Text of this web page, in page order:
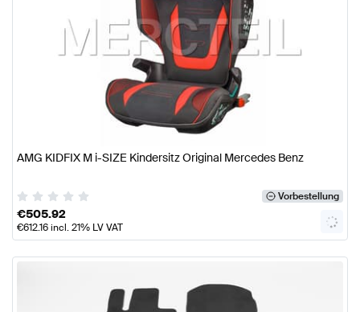
AMG KIDFIX M i-SIZE Kindersitz Original Mercedes Benz
Vorbestellung
€505.92
€612.16incl. 21% LV VAT